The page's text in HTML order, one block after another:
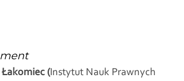
( Instytut Nauk Prawnych